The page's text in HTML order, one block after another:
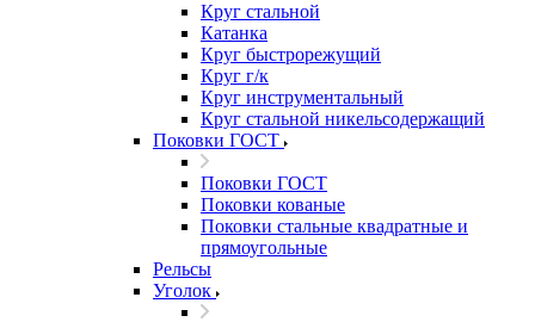
Круг стальной
Катанка
Круг быстрорежущий
Круг г/к
Круг инструментальный
Круг стальной никельсодержащий
Поковки ГОСТ
Поковки ГОСТ
Поковки кованые
Поковки стальные квадратные и
прямоугольные
Рельсы
Уголок